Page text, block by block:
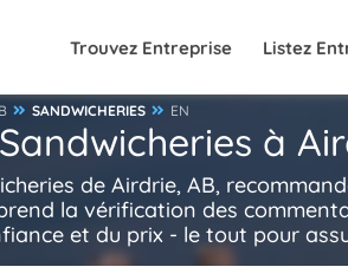
Trouvez Entreprise Listez
SANDWICHERIES EN
à
de Airdrie, AB,
la vérification des
et du prix - le tout pour